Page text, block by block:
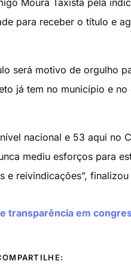
para receber o título e
será motivo de orgulho
já tem no município e
nacional e 53 aqui no
mediu esforços para
e reivindicações”,
transparência em